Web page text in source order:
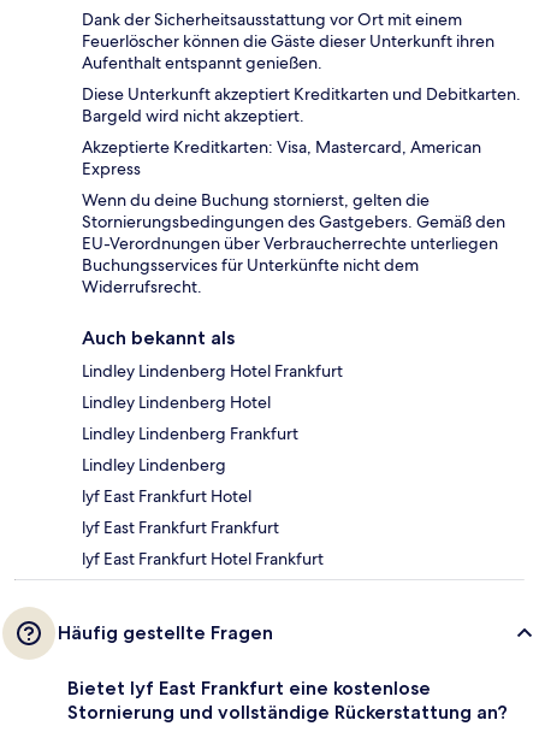
Dank der Sicherheitsausstattung vor Ort mit einem
Feuerlöscher können die Gäste dieser Unterkunft ihren
Aufenthalt entspannt genießen.
Diese Unterkunft akzeptiert Kreditkarten und Debitkarten.
Bargeld wird nicht akzeptiert.
Akzeptierte Kreditkarten: Visa, Mastercard, American
Express
Wenn du deine Buchung stornierst, gelten die
Stornierungsbedingungen des Gastgebers. Gemäß den
EU-Verordnungen über Verbraucherrechte unterliegen
Buchungsservices für Unterkünfte nicht dem
Widerrufsrecht.
Auch bekannt als
Lindley Lindenberg Hotel Frankfurt
Lindley Lindenberg Hotel
Lindley Lindenberg Frankfurt
Lindley Lindenberg
lyf East Frankfurt Hotel
lyf East Frankfurt Frankfurt
lyf East Frankfurt Hotel Frankfurt
Häufig gestellte Fragen
Bietet lyf East Frankfurt eine kostenlose
Stornierung und vollständige Rückerstattung an?